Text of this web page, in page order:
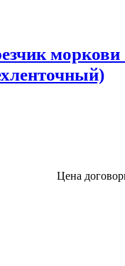
Цена